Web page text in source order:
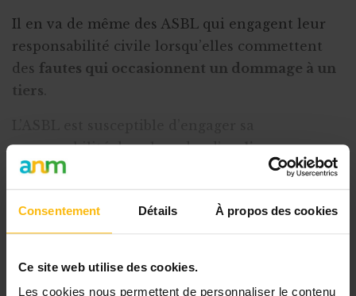
Consentement Détails À propos des cookies
Ce site web utilise des cookies.
Les cookies nous permettent de personnaliser le contenu
Il en va de même des ASBL qui engagent leur
responsabilité civile lorsqu’elles commettent
des fautes qui occasionnent un dommage à un
tiers
responsabilité dans le cadre d’unlien
contractuel
avec un tiers. Il s’agit de sa
responsabilité civile contractuelle.
Cet article est réservé aux